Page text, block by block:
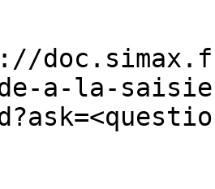
a-la-